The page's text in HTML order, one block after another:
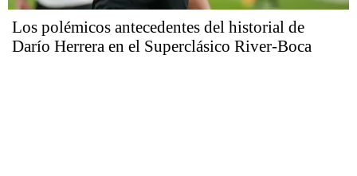
Los polémicos antecedentes del historial de
Darío Herrera en el Superclásico River-Boca